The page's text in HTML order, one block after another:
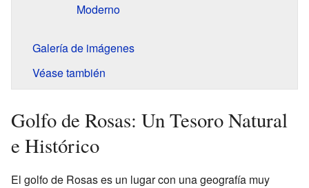
Moderno
Galería de imágenes
Véase también
Golfo de Rosas: Un Tesoro Natural
e Histórico
El golfo de Rosas es un lugar con una geografía muy